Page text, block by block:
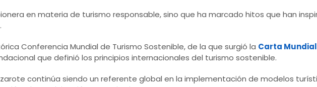
en materia de turismo responsable, sino que ha marcado hitos que han
Conferencia Mundial de Turismo Sostenible, de la que surgió la Carta
que definió los principios internacionales del turismo sostenible.
continúa siendo un referente global en la implementación de modelos